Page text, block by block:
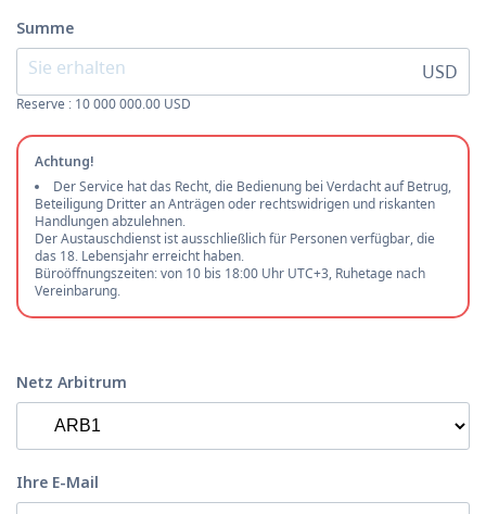
Summe
USD
Reserve : 10 000 000.00 USD
Achtung!
Der Service hat das Recht, die Bedienung bei Verdacht auf Betrug,
Beteiligung Dritter an Anträgen oder rechtswidrigen und riskanten
Handlungen abzulehnen.
Der Austauschdienst ist ausschließlich für Personen verfügbar, die
das 18. Lebensjahr erreicht haben.
Büroöffnungszeiten: von 10 bis 18:00 Uhr UTC+3, Ruhetage nach
Vereinbarung.
Netz Arbitrum
Ihre E-Mail